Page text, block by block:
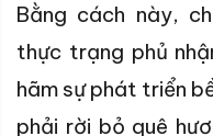
Bằng cách này,
thực trạng phủ
hãm sự phát triển
phải rời bỏ quê